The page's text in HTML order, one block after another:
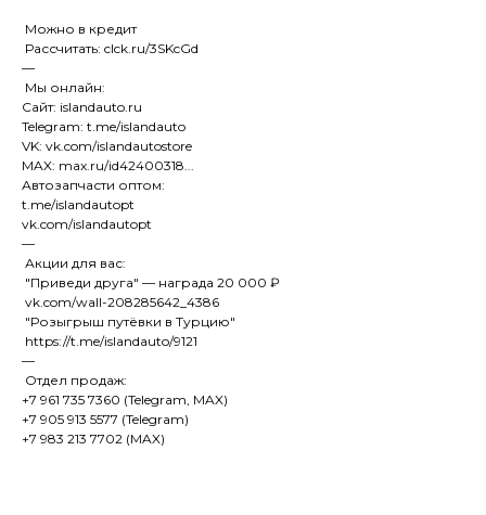
Можно в кредит
Рассчитать: clck.ru/3SKcGd
—
Мы онлайн:
Сайт: islandauto.ru
Telegram: t.me/islandauto
VK: vk.com/islandautostore
MAX: max.ru/id42400318...
Автозапчасти оптом:
t.me/islandautopt
vk.com/islandautopt
—
Акции для вас:
"Приведи друга" — награда 20 000 ₽
vk.com/wall-208285642_4386
"Розыгрыш путёвки в Турцию"
https://t.me/islandauto/9121
—
Отдел продаж:
+7 961 735 7360 (Telegram, MAX)
+7 905 913 5577 (Telegram)
+7 983 213 7702 (MAX)